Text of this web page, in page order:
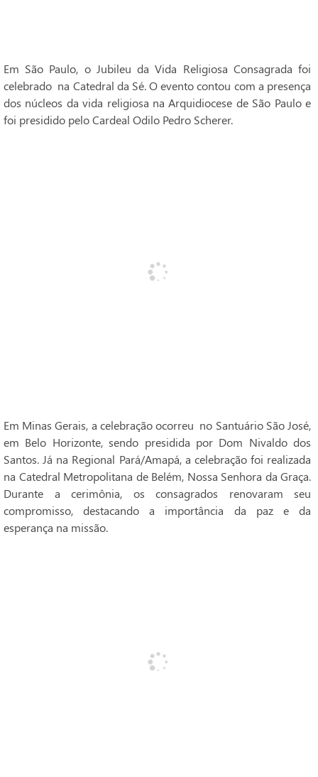
Em São Paulo, o Jubileu da Vida Religiosa Consagrada foi
celebrado na Catedral da Sé. O evento contou com a presença
dos núcleos da vida religiosa na Arquidiocese de São Paulo e
foi presidido pelo Cardeal Odilo Pedro Scherer.
Em Minas Gerais, a celebração ocorreu no Santuário São José,
em Belo Horizonte, sendo presidida por Dom Nivaldo dos
Santos. Já na Regional Pará/Amapá, a celebração foi realizada
na Catedral Metropolitana de Belém, Nossa Senhora da Graça.
Durante a cerimônia, os consagrados renovaram seu
compromisso, destacando a importância da paz e da
esperança na missão.